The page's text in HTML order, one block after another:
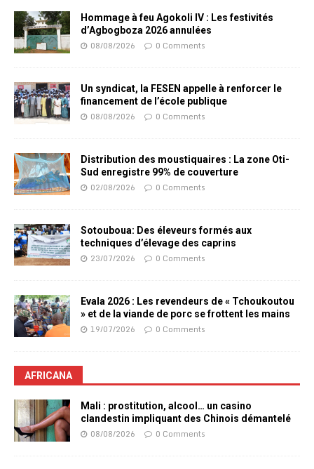
Hommage à feu Agokoli IV : Les festivités
d’Agbogboza 2026 annulées
08/08/2026 0 Comments
Un syndicat, la FESEN appelle à renforcer le
financement de l’école publique
08/08/2026 0 Comments
Distribution des moustiquaires : La zone Oti-
Sud enregistre 99% de couverture
02/08/2026 0 Comments
Sotouboua: Des éleveurs formés aux
techniques d’élevage des caprins
23/07/2026 0 Comments
Evala 2026 : Les revendeurs de « Tchoukoutou
» et de la viande de porc se frottent les mains
19/07/2026 0 Comments
AFRICANA
Mali : prostitution, alcool… un casino
clandestin impliquant des Chinois démantelé
08/08/2026 0 Comments